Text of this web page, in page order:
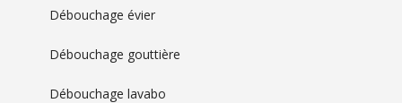
Débouchage évier
Débouchage gouttière
Débouchage lavabo